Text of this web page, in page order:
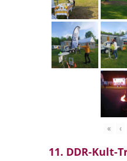
« ‹
11. DDR-Kult-